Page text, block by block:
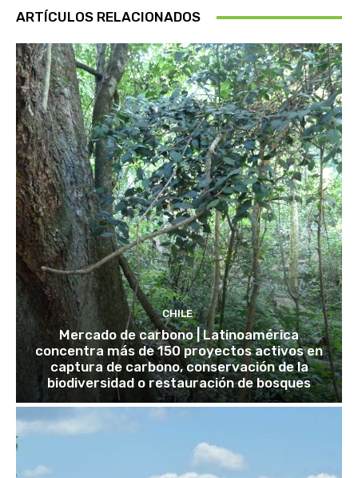
ARTÍCULOS RELACIONADOS
CHILE
Mercado de carbono | Latinoamérica
concentra más de 150 proyectos activos en
captura de carbono, conservación de la
biodiversidad o restauración de bosques